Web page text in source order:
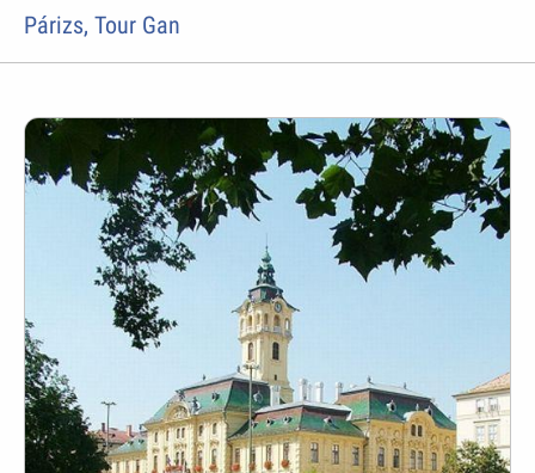
Párizs, Tour Gan